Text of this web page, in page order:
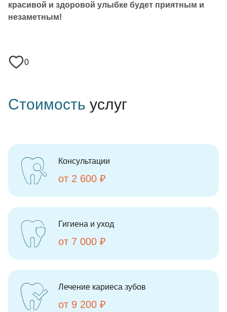
красивой и здоровой улыбке будет приятным и
незаметным!
0
Стоимость услуг
Консультации
от 2 600 ₽
Гигиена и уход
от 7 000 ₽
Лечение кариеса зубов
от 9 200 ₽